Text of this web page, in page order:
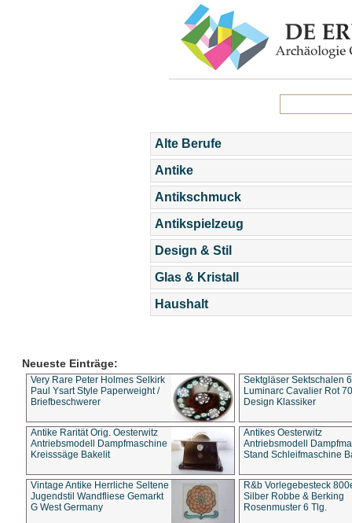
Alte Berufe
Antike
Antikschmuck
Antikspielzeug
Design & Stil
Glas & Kristall
Haushalt
Neueste Einträge:
Very Rare Peter Holmes Selkirk
Paul Ysart Style Paperweight /
Briefbeschwerer
Sektgläser Sektschalen
Luminarc Cavalier Rot
Design Klassiker
Antike Rarität Orig. Oesterwitz
Antriebsmodell Dampfmaschine
Kreisssäge Bakelit
Antikes Oesterwitz
Antriebsmodell
Stand Schleifmaschine
Vintage Antike Herrliche Seltene
Jugendstil Wandfliese Gemarkt
G West Germany
R&b Vorlegebesteck
Silber Robbe & Berking
Rosenmuster 6 Tlg.